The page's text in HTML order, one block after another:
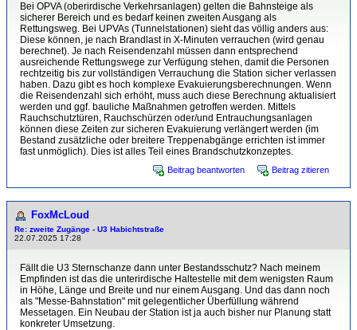
Bei OPVA (oberirdische Verkehrsanlagen) gelten die Bahnsteige als
sicherer Bereich und es bedarf keinen zweiten Ausgang als
Rettungsweg. Bei UPVAs (Tunnelstationen) sieht das völlig anders aus:
Diese können, je nach Brandlast in X-Minuten verrauchen (wird genau
berechnet). Je nach Reisendenzahl müssen dann entsprechend
ausreichende Rettungswege zur Verfügung stehen, damit die Personen
rechtzeitig bis zur vollständigen Verrauchung die Station sicher verlassen
haben. Dazu gibt es hoch komplexe Evakuierungsberechnungen. Wenn
die Reisendenzahl sich erhöht, muss auch diese Berechnung aktualisiert
werden und ggf. bauliche Maßnahmen getroffen werden. Mittels
Rauchschutztüren, Rauchschürzen oder/und Entrauchungsanlagen
können diese Zeiten zur sicheren Evakuierung verlängert werden (im
Bestand zusätzliche oder breitere Treppenabgänge errichten ist immer
fast unmöglich). Dies ist alles Teil eines Brandschutzkonzeptes.
Beitrag beantworten Beitrag zitieren
FoxMcLoud
Re: zweite Zugänge - U3 Habichtstraße
22.07.2025 17:28
Fällt die U3 Sternschanze dann unter Bestandsschutz? Nach meinem
Empfinden ist das die unterirdische Haltestelle mit dem wenigsten Raum
in Höhe, Länge und Breite und nur einem Ausgang. Und das dann noch
als "Messe-Bahnstation" mit gelegentlicher Überfüllung während
Messetagen. Ein Neubau der Station ist ja auch bisher nur Planung statt
konkreter Umsetzung.